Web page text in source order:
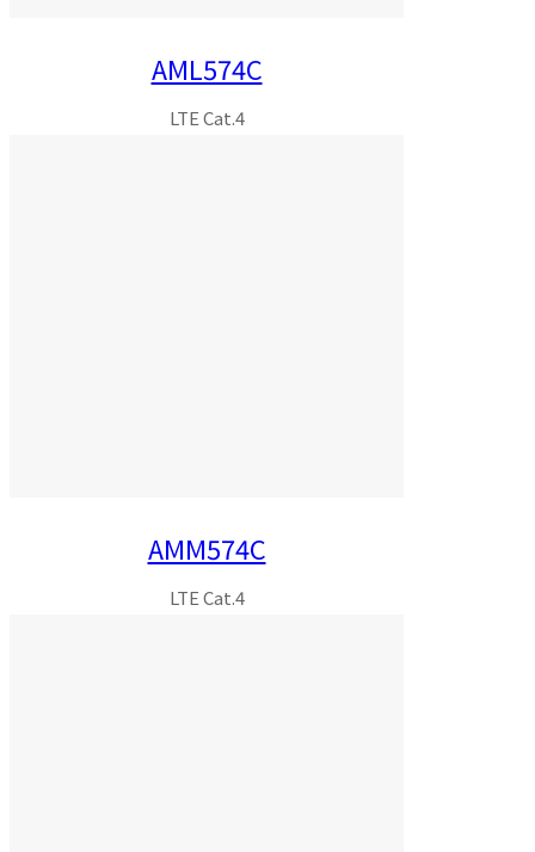
AML574C
LTE Cat.4
AMM574C
LTE Cat.4